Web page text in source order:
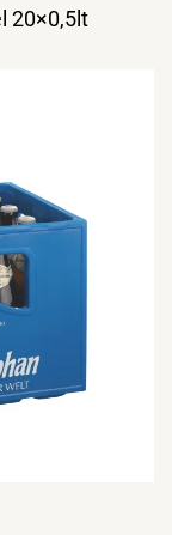
20×0,5lt